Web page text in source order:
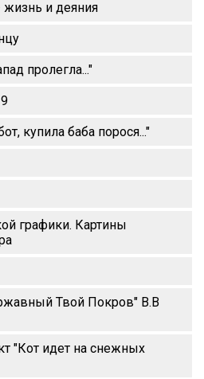
и деяния
пролегла..."
купила баба порося..."
графики. Картины
Твой Покров" В.В
"Кот идет на снежных